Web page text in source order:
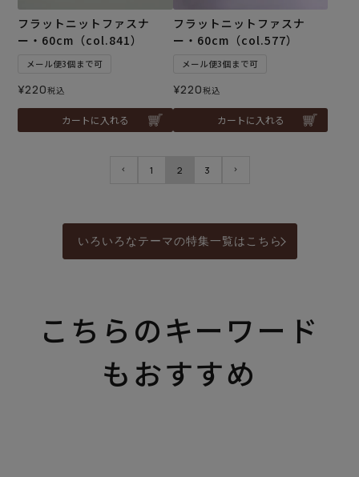
フラットニットファスナ
ー・60cm（col.841）
メール便3個まで可
¥220税込
カートに入れる
フラットニットファスナ
ー・60cm（col.577）
メール便3個まで可
¥220税込
カートに入れる
1 2 3
いろいろなテーマの特集一覧はこちら
こちらのキーワード
もおすすめ